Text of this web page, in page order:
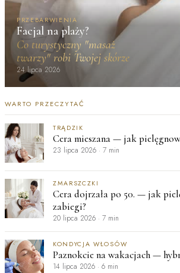
PRZEBARWIENIA
Facjal na plaży?
Co turystyczny "masaż
twarzy" robi Twojej skórze
24 lipca 2026
WARTO PRZECZYTAĆ
TRĄDZIK
Cera mieszana — jak
23 lipca 2026 · 7 min
ZMARSZCZKI
Cera dojrzała po 50. — jak
zabiegi?
20 lipca 2026 · 7 min
KONDYCJA WŁOSÓW
Paznokcie na wakacjach —
14 lipca 2026 · 6 min